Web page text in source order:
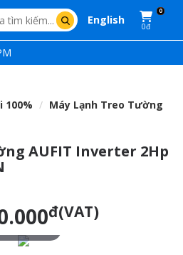
English
0
0đ
100% Máy Lạnh Treo Tường
AUFIT Inverter 2Hp
đ(VAT)